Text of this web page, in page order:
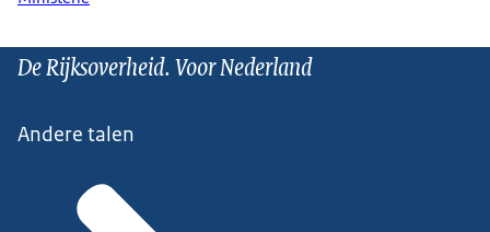
De Rijksoverheid. Voor Nederland
Andere talen